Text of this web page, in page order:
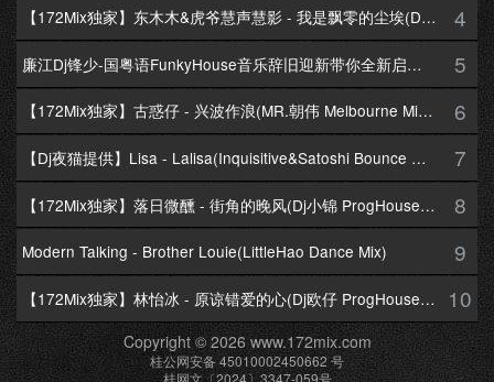
【172Mix独家】东木木&虎爷慧声慧影 - 我是飘零的尘埃(Dj十三 Melbourne Mix国语男) 4
廉江Dj锋少-国粤语FunkyHouse音乐辞旧迎新带你全新启航跨年专辑172Mix串烧 5
【172Mix独家】古惑仔 - 兴波作浪(MR.朝伟 Melbourne Mix粤语男) 6
【Dj夜猫提供】Lisa - Lalisa(Inquisitive&Satoshi Bounce Mix) 7
【172Mix独家】落日微醺 - 街角的晚风(Dj小锦 ProgHouse Mix粤语女) 8
Modern Talking - Brother Louie(LittleHao Dance Mix) 9
【172Mix独家】林怡冰 - 原谅错爱的心(Dj欧仔 ProgHouse Mix粤语女) 10
Copyright © 2026 www.172mix.com
桂公网安备 45010002450662 号
桂网文〔2024〕3347-059号